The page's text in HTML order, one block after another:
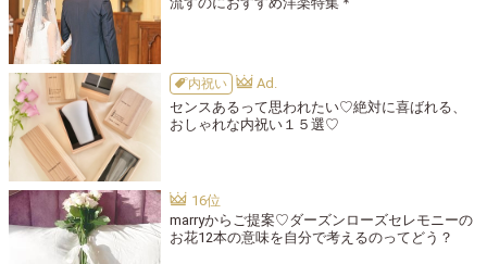
内祝い
センスあるって思われたい♡絶対に喜ばれる、
おしゃれな内祝い１５選♡
marryからご提案♡ダーズンローズセレモニーの
お花12本の意味を自分で考えるのってどう？